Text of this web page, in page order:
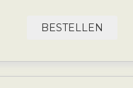
BESTELLEN